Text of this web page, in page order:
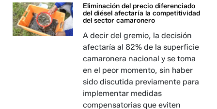
Eliminación del precio diferenciado
del diésel afectaría la competitividad
del sector camaronero
A decir del gremio, la decisión
afectaría al 82% de la superficie
camaronera nacional y se toma
en el peor momento, sin haber
sido discutida previamente para
implementar medidas
compensatorias que eviten